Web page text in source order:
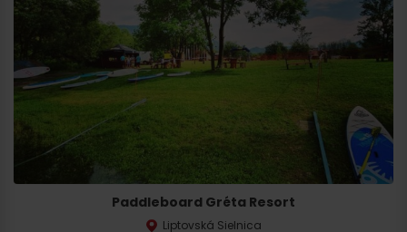
Paddleboard Gréta Resort
Liptovská Sielnica